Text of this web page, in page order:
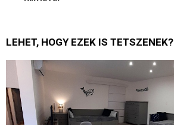
LEHET, HOGY EZEK IS TETSZENEK?